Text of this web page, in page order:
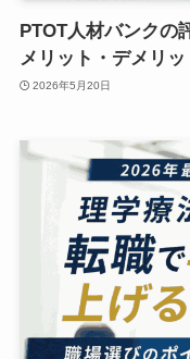
PTOT人材バンクの
メリット・デメリッ
2026年5月20日